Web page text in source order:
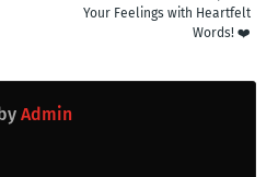
Your Feelings with Heartfelt
Words! ❤️
Admin